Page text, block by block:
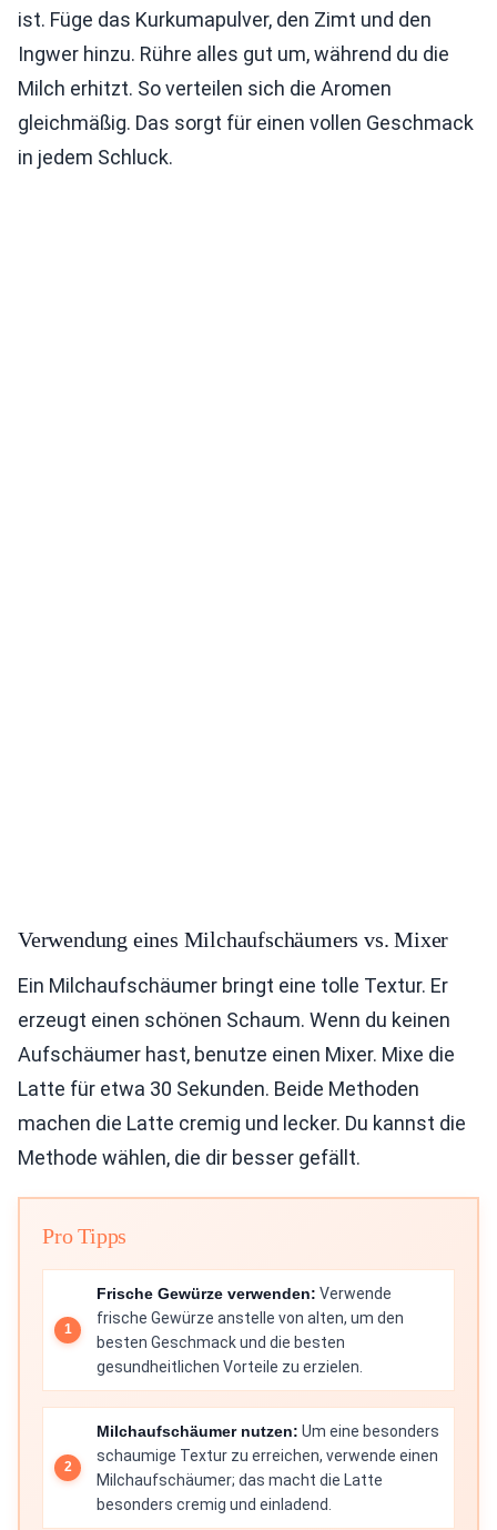
ist. Füge das Kurkumapulver, den Zimt und den
Ingwer hinzu. Rühre alles gut um, während du die
Milch erhitzt. So verteilen sich die Aromen
gleichmäßig. Das sorgt für einen vollen Geschmack
in jedem Schluck.
Verwendung eines Milchaufschäumers vs. Mixer
Ein Milchaufschäumer bringt eine tolle Textur. Er
erzeugt einen schönen Schaum. Wenn du keinen
Aufschäumer hast, benutze einen Mixer. Mixe die
Latte für etwa 30 Sekunden. Beide Methoden
machen die Latte cremig und lecker. Du kannst die
Methode wählen, die dir besser gefällt.
Pro Tipps
Frische Gewürze verwenden: Verwende
frische Gewürze anstelle von alten, um den
besten Geschmack und die besten
gesundheitlichen Vorteile zu erzielen.
Milchaufschäumer nutzen: Um eine besonders
schaumige Textur zu erreichen, verwende einen
Milchaufschäumer; das macht die Latte
besonders cremig und einladend.